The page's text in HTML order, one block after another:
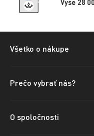
Vyše 28
Všetko o nákupe
Prečo vybrať nás?
O spoločnosti